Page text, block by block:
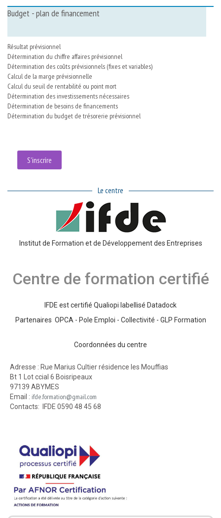
Budget - plan de financement
Résultat prévisionnel
Détermination du chiffre affaires prévisionnel
Détermination des coûts prévisionnels (fixes et variables)
Calcul de la marge prévisionnelle
Calcul du seuil de rentabilité ou point mort
Détermination des investissements nécessaires
Détermination de besoins de financements
Détermination du budget de trésorerie prévisionnel
S'inscrire
Le centre
Institut de Formation et de Développement des Entreprises
Centre de formation certifié
IFDE est certifié Qualiopi labellisé Datadock
Partenaires OPCA - Pole Emploi - Collectivité - GLP Formation
Coordonnées du centre
Adresse : Rue Marius Cultier résidence les Mouffias
Bt 1 Lot ccial 6 Boisripeaux
97139 ABYMES
Email : ifde.formation@gmail.com
Contacts: IFDE 0590 48 45 68